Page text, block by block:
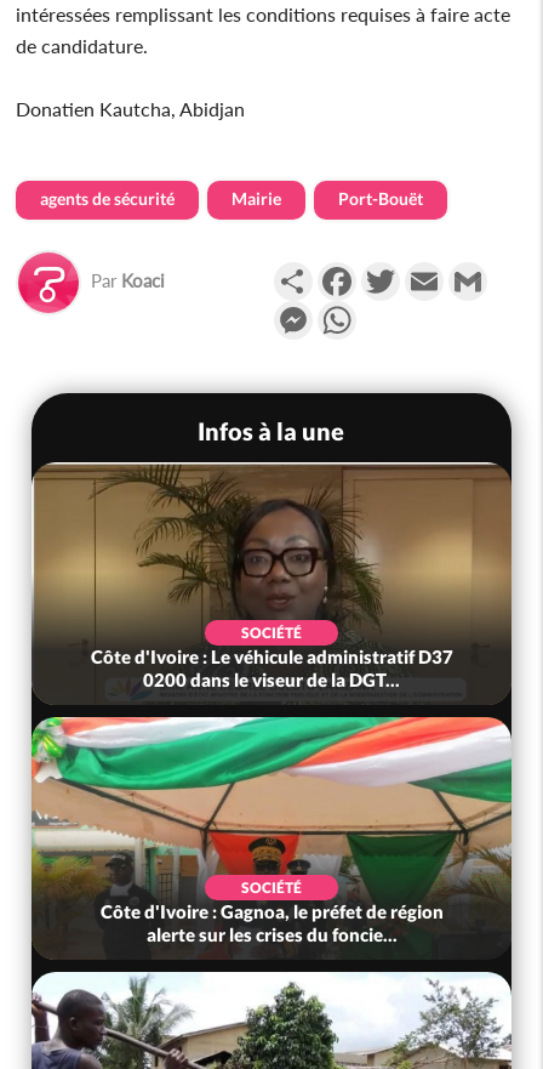
intéressées remplissant les conditions requises à faire acte
de candidature.
Donatien Kautcha, Abidjan
agents de sécurité Mairie Port-Bouët
Par Koaci PartagerFacebookTwitterEmail
Messenger
Infos à la une
SOCIÉTÉ
Côte d'Ivoire : Le véhicule administratif D37
0200 dans le viseur de la DGT...
SOCIÉTÉ
Côte d'Ivoire : Gagnoa, le préfet de région
alerte sur les crises du foncie...